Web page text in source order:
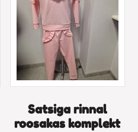
Satsiga rinnal
roosakas komplekt